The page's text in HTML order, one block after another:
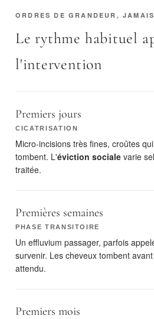
ORDRES DE GRANDEUR,
Le rythme habituel
l'intervention
Premiers jours
CICATRISATION
Micro-incisions très fines, croûtes
tombent. L'éviction sociale varie
traitée.
Premières semaines
PHASE TRANSITOIRE
Un effluvium passager, parfois
survenir. Les cheveux tombent
attendu.
Premiers mois